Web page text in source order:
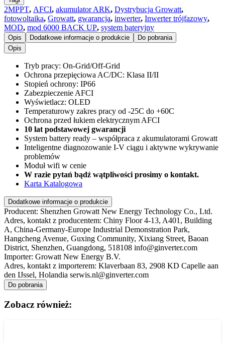
2MPPT, AFCI, akumulator ARK, Dystrybucja Growatt,
fotowoltaika, Growatt, gwarancja, inwerter, Inwerter trójfazowy,
MOD, mod 6000 BACK UP, system bateryjny
Opis Dodatkowe informacje o produkcie
Do pobrania
Opis
Tryb pracy: On-Grid/Off-Grid
Ochrona przepięciowa AC/DC: Klasa II/II
Stopień ochrony: IP66
Zabezpieczenie AFCI
Wyświetlacz: OLED
Temperaturowy zakres pracy od -25C do +60C
Ochrona przed łukiem elektrycznym AFCI
10 lat podstawowej gwarancji
System battery ready – współpraca z akumulatorami Growatt
Inteligentne diagnozowanie I-V ciągu i aktywne wykrywanie
problemów
Moduł wifi w cenie
W razie pytań bądź wątpliwości prosimy o kontakt.
Karta Katalogowa
Dodatkowe informacje o produkcie
Producent: Shenzhen Growatt New Energy Technology Co., Ltd.
Adres, kontakt z producentem: Chiny Floor 4-13, A401, Building
A, China-Germany-Europe Industrial Demonstration Park,
Hangcheng Avenue, Guxing Community, Xixiang Street, Baoan
District, Shenzhen, Guangdong, 518108 info@ginverter.com
Importer: Growatt New Energy B.V.
Adres, kontakt z importerem: Klaverbaan 83, 2908 KD Capelle aan
den IJssel, Holandia serwis.nl@ginverter.com
Do pobrania
Zobacz również: